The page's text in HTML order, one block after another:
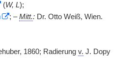
(W, L);
; –Mitt.: Dr. Otto Weiß, Wien.
1860; Radierung v. J. Dopy